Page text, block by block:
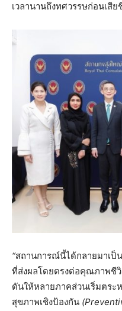
เวลานานถึงทศวรรษก่อนเสีย
“สถานการณ์นี้ได้กลายมาเป็
ที่ส่งผลโดยตรงต่อคุณภาพชี
ดันให้หลายภาคส่วนเริ่มตร
สุขภาพเชิงป้องกัน